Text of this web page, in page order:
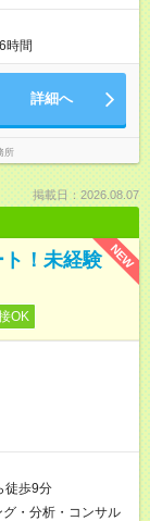
時間
詳細へ
所
掲載日：2026.08.07
NEW
ト！未経験
OK
徒歩9分
・分析・コンサル